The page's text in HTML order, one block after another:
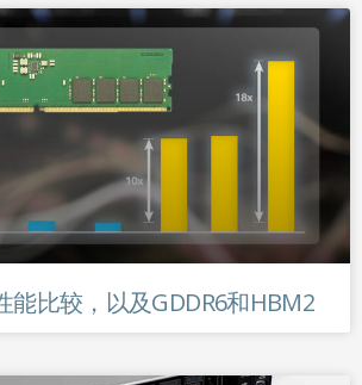
能比较，以及GDDR6和HBM2